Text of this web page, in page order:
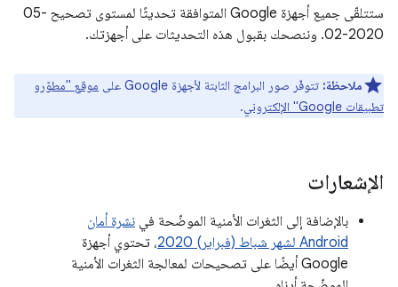
ستتلقّى جميع أجهزة Google المتوافقة تحديثًا لمستوى تصحيح ‎05-
02-2020. وننصحك بقبول هذه التحديثات على أجهزتك.
ملاحظة: تتوفّر صور البرامج الثابتة لأجهزة Google على
موقع "مطوّرو
تطبيقات Google" الإلكتروني
.
الإشعارات
بالإضافة إلى الثغرات الأمنية الموضّحة في نشرة أمان
Android لشهر شباط (فبراير) 2020
، تحتوي أجهزة
Google أيضًا على تصحيحات لمعالجة الثغرات الأمنية